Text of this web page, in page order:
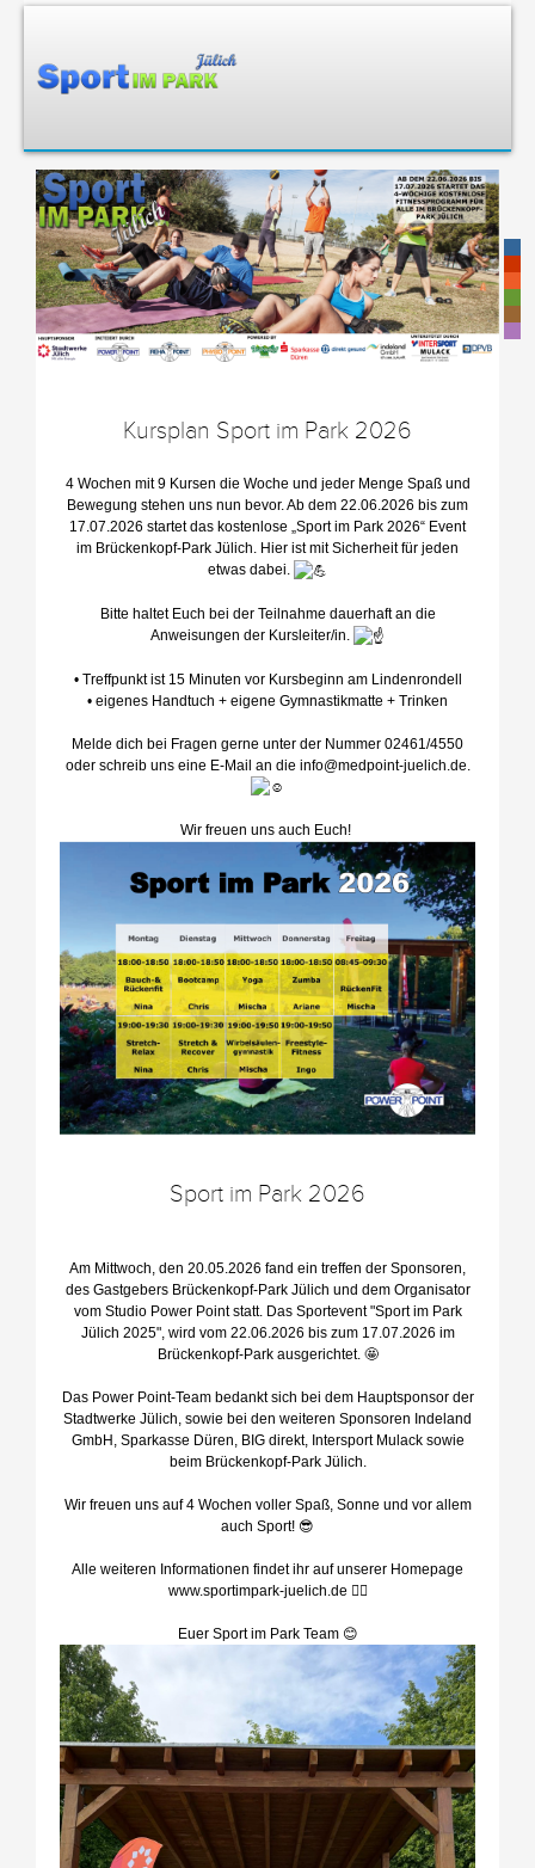
Kursplan Sport im Park 2026
4 Wochen mit 9 Kursen die Woche und jeder Menge Spaß und
Bewegung stehen uns nun bevor. Ab dem 22.06.2026 bis zum
17.07.2026 startet das kostenlose „Sport im Park 2026“ Event
im Brückenkopf-Park Jülich. Hier ist mit Sicherheit für jeden
etwas dabei.
Bitte haltet Euch bei der Teilnahme dauerhaft an die
Anweisungen der Kursleiter/in.
• Treffpunkt ist 15 Minuten vor Kursbeginn am Lindenrondell
• eigenes Handtuch + eigene Gymnastikmatte + Trinken
Melde dich bei Fragen gerne unter der Nummer 02461/4550
oder schreib uns eine E-Mail an die info@medpoint-juelich.de.
Wir freuen uns auch Euch!
Sport im Park 2026
Am Mittwoch, den 20.05.2026 fand ein treffen der Sponsoren,
des Gastgebers Brückenkopf-Park Jülich und dem Organisator
vom Studio Power Point statt. Das Sportevent "Sport im Park
Jülich 2025", wird vom 22.06.2026 bis zum 17.07.2026 im
Brückenkopf-Park ausgerichtet. 🤩
Das Power Point-Team bedankt sich bei dem Hauptsponsor der
Stadtwerke Jülich, sowie bei den weiteren Sponsoren Indeland
GmbH, Sparkasse Düren, BIG direkt, Intersport Mulack sowie
beim Brückenkopf-Park Jülich.
Wir freuen uns auf 4 Wochen voller Spaß, Sonne und vor allem
auch Sport! 😎
Alle weiteren Informationen findet ihr auf unserer Homepage
www.sportimpark-juelich.de ☝🏻
Euer Sport im Park Team 😊